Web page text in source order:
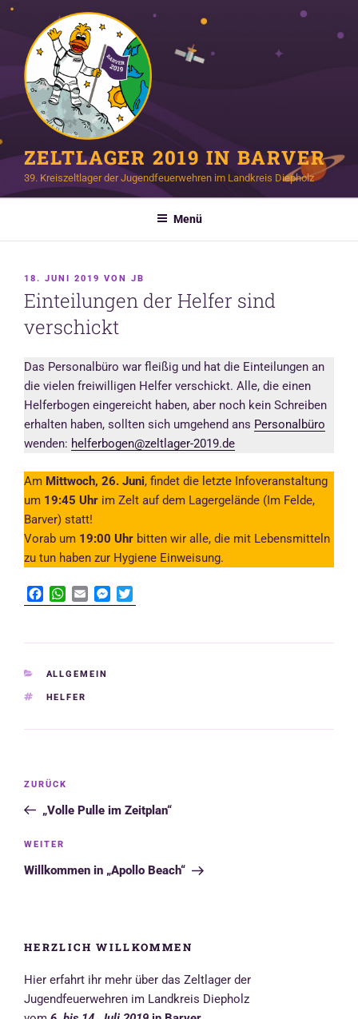
Zum
springen
ZELTLAGER 2019 IN BARVER
39. Kreiszeltlager der Jugendfeuerwehren im Landkreis Diepholz
Menü
VERÖFFENTLICHT
AM
18. JUNI 2019 VON JB
Einteilungen der Helfer sind
verschickt
Das Personalbüro war fleißig und hat die Einteilungen an
die vielen freiwilligen Helfer verschickt. Alle, die einen
Helferbogen eingereicht haben, aber noch kein Schreiben
erhalten haben, sollten sich umgehend ans Personalbüro
wenden: helferbogen@zeltlager-2019.de
Am Mittwoch, 26. Juni, findet die letzte Infoveranstaltung
um 19:45 Uhr im Zelt auf dem Lagergelände (Im Felde,
Barver) statt!
Vorab um 19:00 Uhr bitten wir alle, die mit Lebensmitteln
zu tun haben zur Hygiene Einweisung.
a
e
o
k
W
h
t
A
p
m
i
M
e
s
w
t
KATEGORIEN
ALLGEMEIN
SCHLAGWÖRTER
HELFER
Beitragsnavigation
Vorheriger
Beitrag
ZURÜCK
„Volle Pulle im Zeitplan“
Nächster
Beitrag
WEITER
Willkommen in „Apollo Beach“
HERZLICH WILLKOMMEN
Hier erfahrt ihr mehr über das Zeltlager der
Jugendfeuerwehren im Landkreis Diepholz